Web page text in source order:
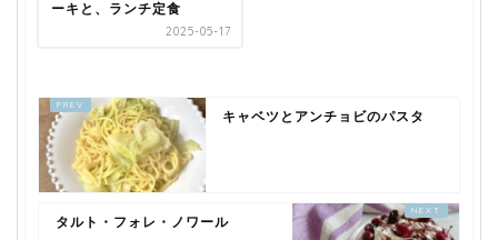
ーキと、ランチ定食
2025-05-17
キャベツとアンチョビのパスタ
タルト・フォレ・ノワール